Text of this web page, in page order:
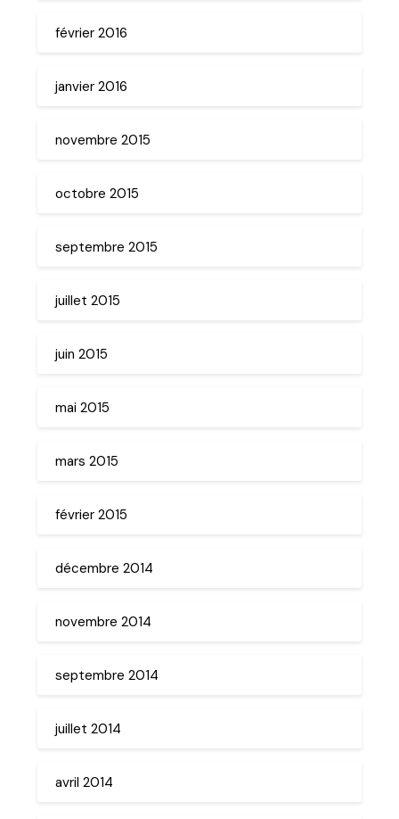
février 2016
janvier 2016
novembre 2015
octobre 2015
septembre 2015
juillet 2015
juin 2015
mai 2015
mars 2015
février 2015
décembre 2014
novembre 2014
septembre 2014
juillet 2014
avril 2014